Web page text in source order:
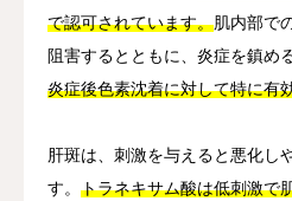
で認可されています。肌内部で
阻害するとともに、炎症を鎮め
炎症後色素沈着に対して特に有
肝斑は、刺激を与えると悪化し
す。 トラネキサム酸は低刺激で